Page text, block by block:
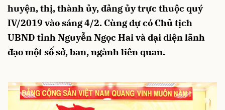
huyện, thị, thành ủy, đảng ủy trực thuộc quý
IV/2019 vào sáng 4/2. Cùng dự có Chủ tịch
UBND tỉnh Nguyễn Ngọc Hai và đại diện lãnh
đạo một số sở, ban, ngành liên quan.